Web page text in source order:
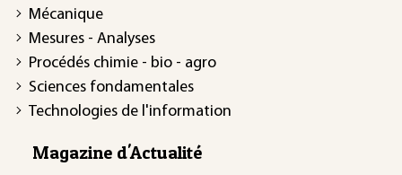
Mécanique
Mesures - Analyses
Procédés chimie - bio - agro
Sciences fondamentales
Technologies de l'information
Magazine d'Actualité